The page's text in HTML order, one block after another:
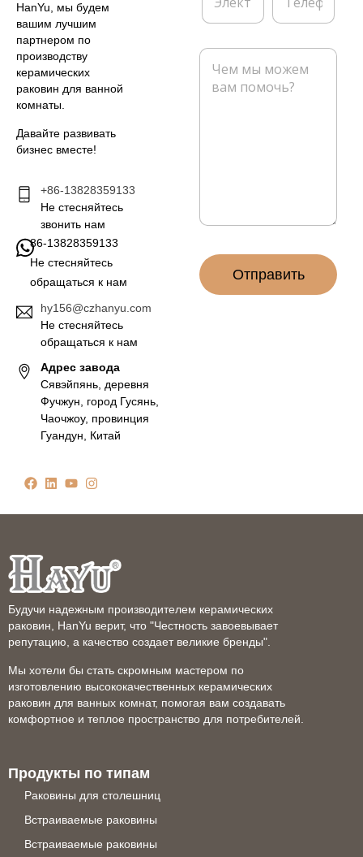
HanYu, мы будем
вашим лучшим
партнером по
производству
керамических
раковин для ванной
комнаты.
Давайте развивать
бизнес вместе!
+86-13828359133
Не стесняйтесь
звонить нам
86-13828359133
Не стесняйтесь
обращаться к нам
hy156@czhanyu.com
Не стесняйтесь
обращаться к нам
Адрес завода
Сявэйпянь, деревня
Фучжун, город Гусянь,
Чаочжоу, провинция
Гуандун, Китай
я
е
т
а
л
ф
о
н
С
Отправить
Будучи надежным производителем керамических
раковин, HanYu верит, что "Честность завоевывает
репутацию, а качество создает великие бренды".
Мы хотели бы стать скромным мастером по
изготовлению высококачественных керамических
раковин для ванных комнат, помогая вам создавать
комфортное и теплое пространство для потребителей.
Продукты по типам
Раковины для столешниц
Встраиваемые раковины
Встраиваемые раковины